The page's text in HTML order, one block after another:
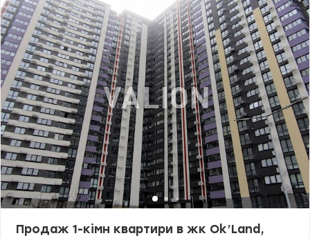
Будинок з автономним опаленням, підземним паркінгом з
ліфтом на 750 місць. Поблизу кілька супермаркетів : Billa , Сільпо,
Novus та АТБ. Дошкільний центр поруч з будинком: дитячий
садок з яслами №146 та дитячий садок «Слов'яночка» — 8
хвилин пішки. Також поряд спорт зали, магазини. Ціна 117 000
у.о. Комісія агенства 5% Віктор 0935705384 valion.ua/1154669
Продаж 1-кімн квартири в жк Ok’Land,